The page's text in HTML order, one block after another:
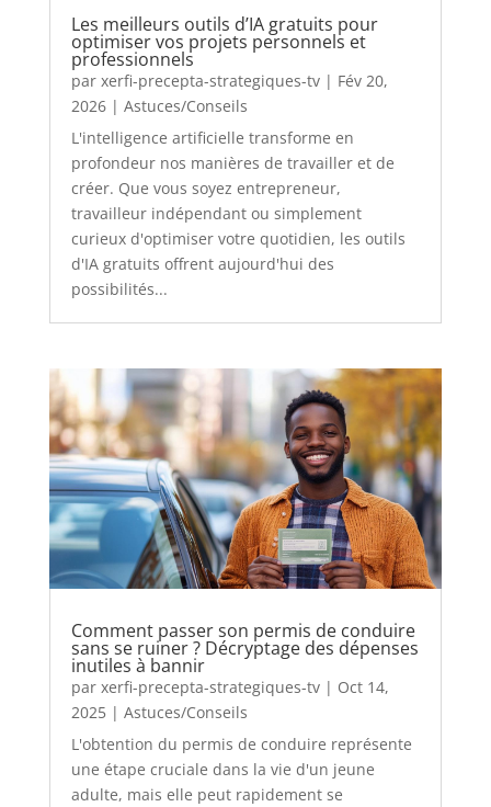
Les meilleurs outils d’IA gratuits pour
optimiser vos projets personnels et
professionnels
par xerfi-precepta-strategiques-tv| Fév 20,
2026| Astuces/Conseils
L'intelligence artificielle transforme en
profondeur nos manières de travailler et de
créer. Que vous soyez entrepreneur,
travailleur indépendant ou simplement
curieux d'optimiser votre quotidien, les outils
d'IA gratuits offrent aujourd'hui des
possibilités...
Comment passer son permis de conduire
sans se ruiner ? Décryptage des dépenses
inutiles à bannir
par xerfi-precepta-strategiques-tv| Oct 14,
2025| Astuces/Conseils
L'obtention du permis de conduire représente
une étape cruciale dans la vie d'un jeune
adulte, mais elle peut rapidement se